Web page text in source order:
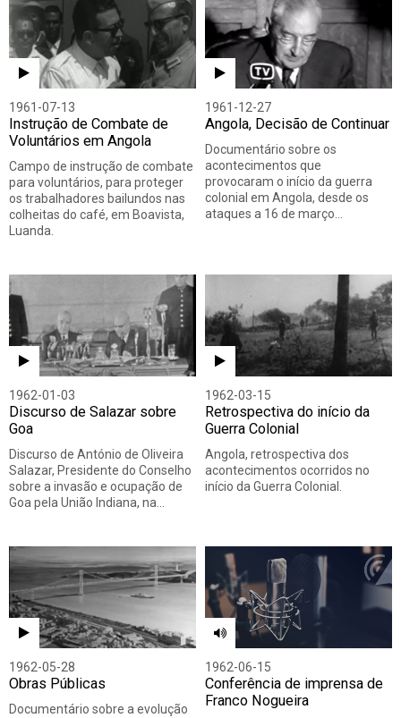
1961-07-13
Instrução de Combate de
Voluntários em Angola
Campo de instrução de combate
para voluntários, para proteger
os trabalhadores bailundos nas
colheitas do café, em Boavista,
Luanda.
1961-12-27
Angola, Decisão de Continuar
Documentário sobre os
acontecimentos que
provocaram o início da guerra
colonial em Angola, desde os
ataques a 16 de março…
1962-01-03
Discurso de Salazar sobre
Goa
Discurso de António de Oliveira
Salazar, Presidente do Conselho
sobre a invasão e ocupação de
Goa pela União Indiana, na…
1962-03-15
Retrospectiva do início da
Guerra Colonial
Angola, retrospectiva dos
acontecimentos ocorridos no
início da Guerra Colonial.
1962-05-28
Obras Públicas
Documentário sobre a evolução
1962-06-15
Conferência de imprensa de
Franco Nogueira